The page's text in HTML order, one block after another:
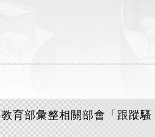
教育部彙整相關部會「跟蹤騷